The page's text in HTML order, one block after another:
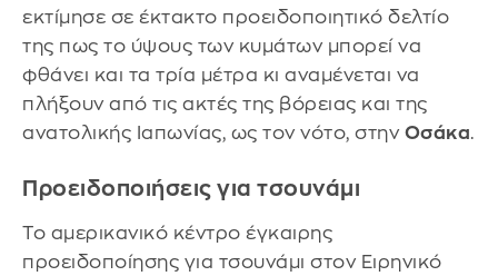
εκτίμησε σε έκτακτο προειδοποιητικό δελτίο
της πως το ύψους των κυμάτων μπορεί να
φθάνει και τα τρία μέτρα κι αναμένεται να
πλήξουν από τις ακτές της βόρειας και της
ανατολικής Ιαπωνίας, ως τον νότο, στην Οσάκα.
Προειδοποιήσεις για τσουνάμι
Το αμερικανικό κέντρο έγκαιρης
προειδοποίησης για τσουνάμι στον Ειρηνικό